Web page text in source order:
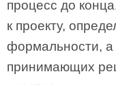
процесс до
к проекту,
формальности, а
принимающих